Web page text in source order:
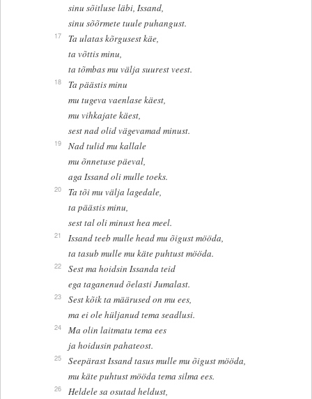
sinu sõitluse läbi, Issand,
sinu sõõrmete tuule puhangust.
17
Ta ulatas kõrgusest käe,
ta võttis minu,
ta tõmbas mu välja suurest veest.
18
Ta päästis minu
mu tugeva vaenlase käest,
mu vihkajate käest,
sest nad olid vägevamad minust.
19
Nad tulid mu kallale
mu õnnetuse päeval,
aga Issand oli mulle toeks.
20
Ta tõi mu välja lagedale,
ta päästis minu,
sest tal oli minust hea meel.
21
Issand teeb mulle head mu õigust mööda,
ta tasub mulle mu käte puhtust mööda.
22
Sest ma hoidsin Issanda teid
ega taganenud õelasti Jumalast.
23
Sest kõik ta määrused on mu ees,
ma ei ole hüljanud tema seadlusi.
24
Ma olin laitmatu tema ees
ja hoidusin pahateost.
25
Seepärast Issand tasus mulle mu õigust mööda,
mu käte puhtust mööda tema silma ees.
26
Heldele sa osutad heldust,